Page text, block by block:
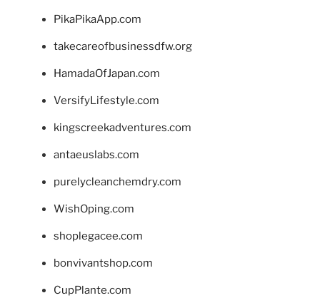
PikaPikaApp.com
takecareofbusinessdfw.org
HamadaOfJapan.com
VersifyLifestyle.com
kingscreekadventures.com
antaeuslabs.com
purelycleanchemdry.com
WishOping.com
shoplegacee.com
bonvivantshop.com
CupPlante.com